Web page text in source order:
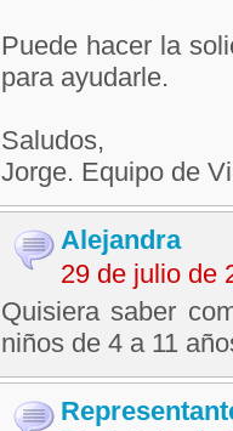
Puede hacer la
para ayudarle.
Saludos,
Jorge. Equipo de
Alejandra
29 de julio de
Quisiera saber
niños de 4 a 11